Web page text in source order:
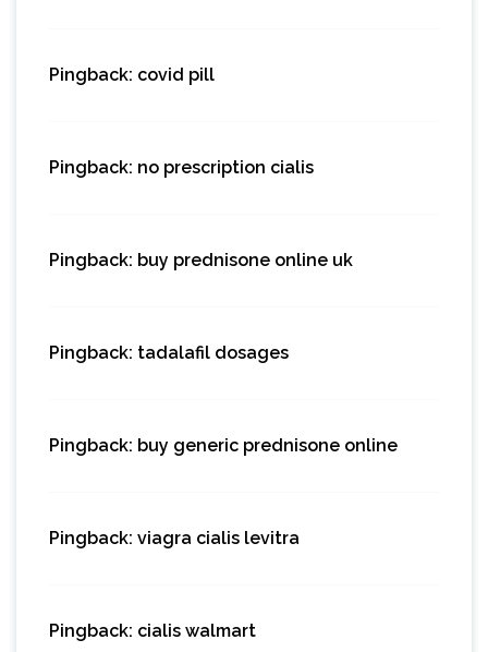
Pingback: covid pill
Pingback: no prescription cialis
Pingback: buy prednisone online uk
Pingback: tadalafil dosages
Pingback: buy generic prednisone online
Pingback: viagra cialis levitra
Pingback: cialis walmart